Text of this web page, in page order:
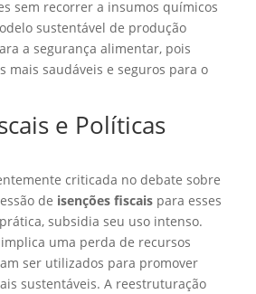
sem recorrer a insumos químicos
sustentável de produção
a segurança alimentar, pois
mais saudáveis e seguros para o
e Políticas
criticada no debate sobre
de isenções fiscais para esses
subsidia seu uso intenso.
uma perda de recursos
ser utilizados para promover
sustentáveis. A reestruturação